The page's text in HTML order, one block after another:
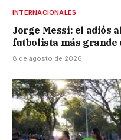
INTERNACIONALES
Jorge Messi: el adiós
futbolista más grande
8 de agosto de 2026